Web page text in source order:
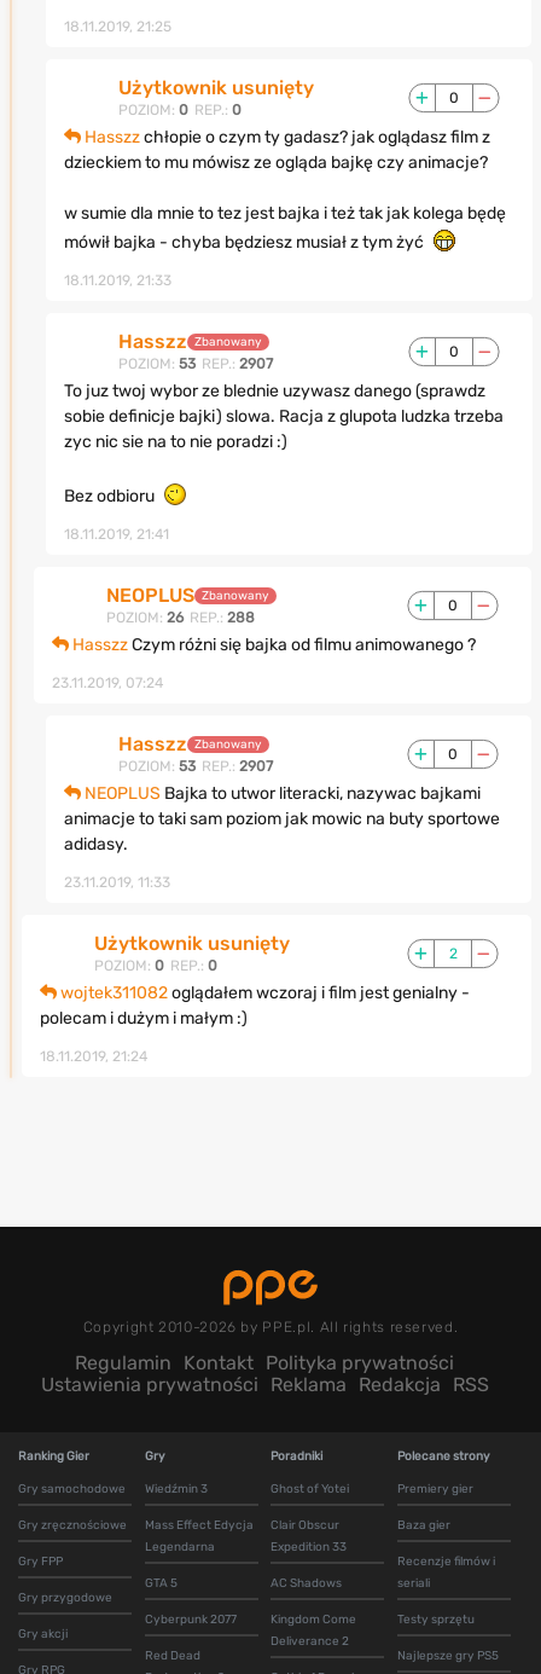
18.11.2019, 21:25
Użytkownik usunięty
POZIOM: 0 REP.: 0
0
Hasszzchłopie o czym ty gadasz? jak oglądasz film z
dzieckiem to mu mówisz ze ogląda bajkę czy animacje?
w sumie dla mnie to tez jest bajka i też tak jak kolega będę
mówił bajka - chyba będziesz musiał z tym żyć
18.11.2019, 21:33
Hasszz Zbanowany
POZIOM: 53 REP.: 2907
0
To juz twoj wybor ze blednie uzywasz danego (sprawdz
sobie definicje bajki) slowa. Racja z glupota ludzka trzeba
zyc nic sie na to nie poradzi :)
Bez odbioru
18.11.2019, 21:41
NEOPLUS Zbanowany
POZIOM: 26 REP.: 288
0
HasszzCzym różni się bajka od filmu animowanego ?
23.11.2019, 07:24
Hasszz Zbanowany
POZIOM: 53 REP.: 2907
0
NEOPLUS Bajka to utwor literacki, nazywac bajkami
animacje to taki sam poziom jak mowic na buty sportowe
adidasy.
23.11.2019, 11:33
Użytkownik usunięty
POZIOM: 0 REP.: 0
2
wojtek311082oglądałem wczoraj i film jest genialny -
polecam i dużym i małym :)
18.11.2019, 21:24
Copyright 2010-2026 by PPE.pl. All rights reserved.
Regulamin Kontakt Polityka prywatności
Ustawienia prywatności
Reklama Redakcja RSS
Ranking Gier
Gry samochodowe
Gry zręcznościowe
Gry FPP
Gry przygodowe
Gry akcji
Gry RPG
Gry
Wiedźmin 3
Mass Effect Edycja
Legendarna
GTA 5
Cyberpunk 2077
Red Dead
Poradniki
Ghost of Yotei
Clair Obscur
Expedition 33
AC Shadows
Kingdom Come
Deliverance 2
Polecane strony
Premiery gier
Baza gier
Recenzje filmów i
seriali
Testy sprzętu
Najlepsze gry PS5